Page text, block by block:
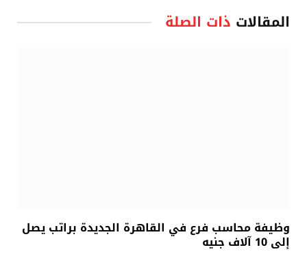
المقالات ذات الصلة
وظيفة محاسب فرع في القاهرة الجديدة براتب يصل
إلى 10 آلاف جنيه